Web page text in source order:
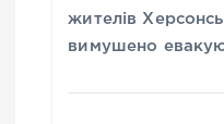
жителів
вимушено